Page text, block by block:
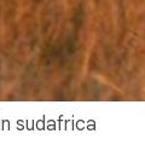
sudafrica